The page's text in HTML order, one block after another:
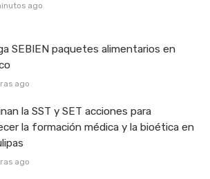
ago
SEBIEN paquetes alimentarios en
ago
la SST y SET acciones para
la formación médica y la bioética en
ago